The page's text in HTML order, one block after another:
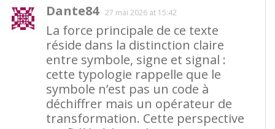
Dante84 27 mai 2026 at 15:42
La force principale de ce texte
réside dans la distinction claire
entre symbole, signe et signal :
cette typologie rappelle que le
symbole n’est pas un code à
déchiffrer mais un opérateur de
transformation. Cette perspective